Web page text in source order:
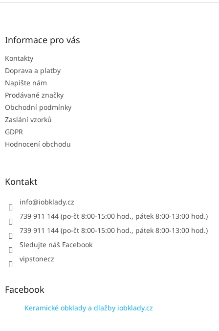
Z
Informace pro vás
Kontakty
Doprava a platby
Napište nám
Prodávané značky
Obchodní podmínky
Zaslání vzorků
GDPR
Hodnocení obchodu
Kontakt
info@iobklady.cz
739 911 144 (po-čt 8:00-15:00 hod., pátek 8:00-13:00 hod.)
739 911 144 (po-čt 8:00-15:00 hod., pátek 8:00-13:00 hod.)
Sledujte náš Facebook
vipstonecz
Facebook
Keramické obklady a dlažby iobklady.cz